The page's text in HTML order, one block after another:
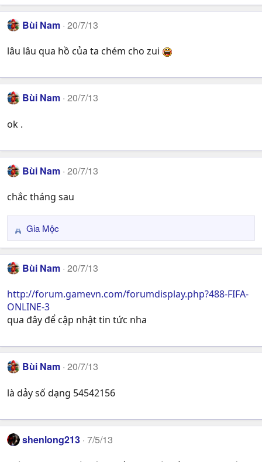
Bùi Nam 20/7/13
lâu lâu qua hồ của ta chém cho zui
Bùi Nam 20/7/13
ok .
Bùi Nam 20/7/13
chắc tháng sau
R
e
a
c
i
o
n
:
Gia Mộc
Bùi Nam 20/7/13
http://forum.gamevn.com/forumdisplay.php?488-FIFA-
ONLINE-3
qua đây để cập nhật tin tức nha
Bùi Nam 20/7/13
là dảy số dạng 54542156
shenlong213 7/5/13